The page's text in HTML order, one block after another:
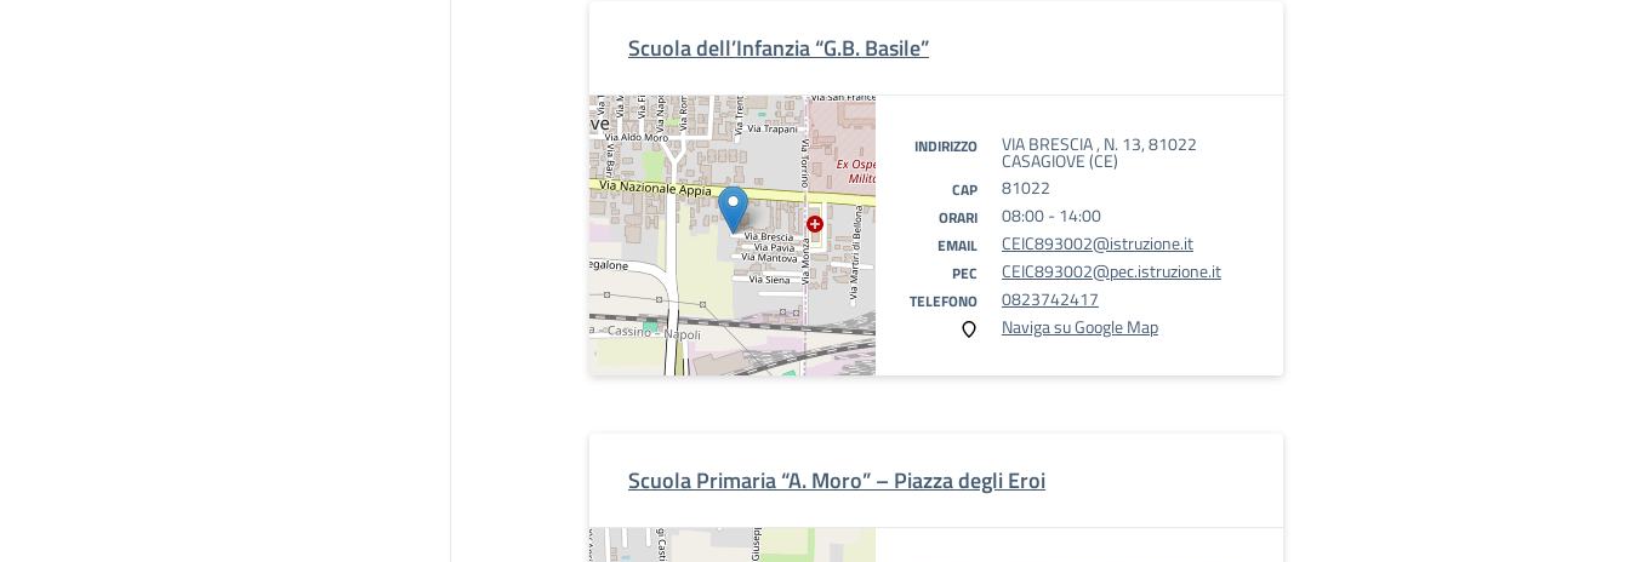
Scuola dell’Infanzia “G.B. Basile”
INDIRIZZO VIA BRESCIA , N. 13, 81022
CASAGIOVE (CE)
CAP 81022
ORARI 08:00 - 14:00
EMAIL CEIC893002@istruzione.it
PEC CEIC893002@pec.istruzione.it
TELEFONO
0823742417
Naviga su Google Map
Scuola Primaria “A. Moro” – Piazza degli Eroi